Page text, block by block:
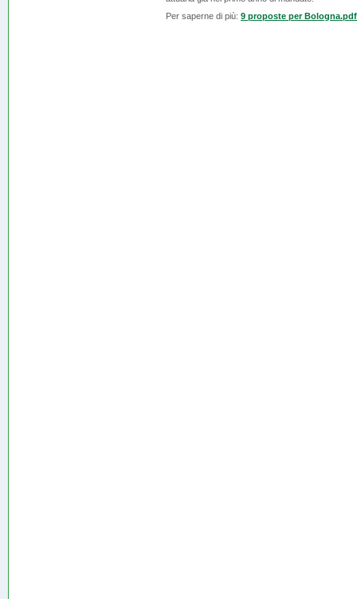
Per saperne di più: 9 proposte per Bologna.pdf